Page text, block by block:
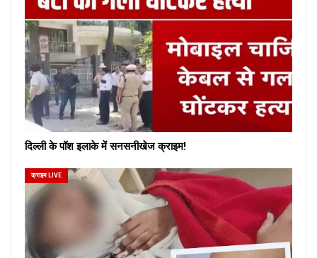
दिल्ली के पॉश इलाके में सनसनीखेज क्राइम!
क्राइम LIVE